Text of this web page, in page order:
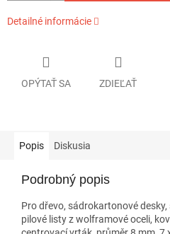
Detailné informácie
OPÝTAŤ SA ZDIEĽAŤ
Popis Diskusia
Podrobný popis
Pro dřevo, sádrokartonové
pilové listy z wolframové oceli,